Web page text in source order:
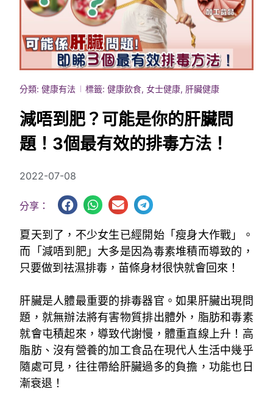
分類: 健康有法 標籤: 健康飲食,女士健康, 肝臟健康
減唔到肥？可能是你的肝臟問
題！3個最有效的排毒方法！
2022-07-08
分享：
夏天到了，不少女生已經開始「瘦身大作戰」。
而「減唔到肥」大多是因為毒素堆積而導致的，
只要做到祛濕排毒，苗條身材很快就會回來！
肝臟是人體最重要的排毒器官。如果肝臟出現問
題，就無辦法將有害物質排出體外，脂肪和毒素
就會屯積起來，導致代謝慢，體重直線上升！高
脂肪、沒有營養的加工食品在現代人生活中幾乎
隨處可見，往往帶給肝臟過多的負擔，功能也日
漸衰退！